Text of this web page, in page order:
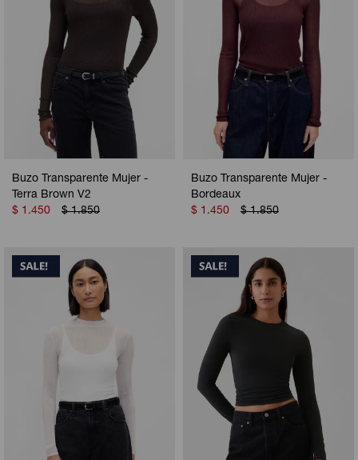
Buzo Transparente Mujer -
Terra Brown V2
$ 1.450 $ 1.850
Buzo Transparente Mujer -
Bordeaux
$ 1.450 $ 1.850